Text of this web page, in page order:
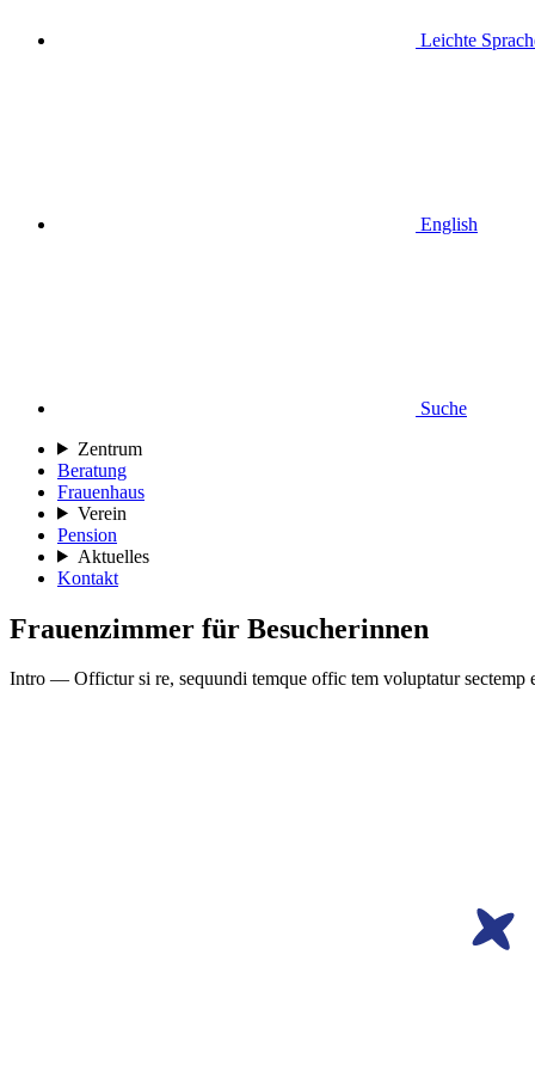
Leichte
English
Suche
Zentrum
Beratung
Frauenhaus
Verein
Pension
Aktuelles
Kontakt
Frauenzimmer für Besucherinnen
Intro — Offictur si re, sequundi temque offic tem voluptatur sectemp